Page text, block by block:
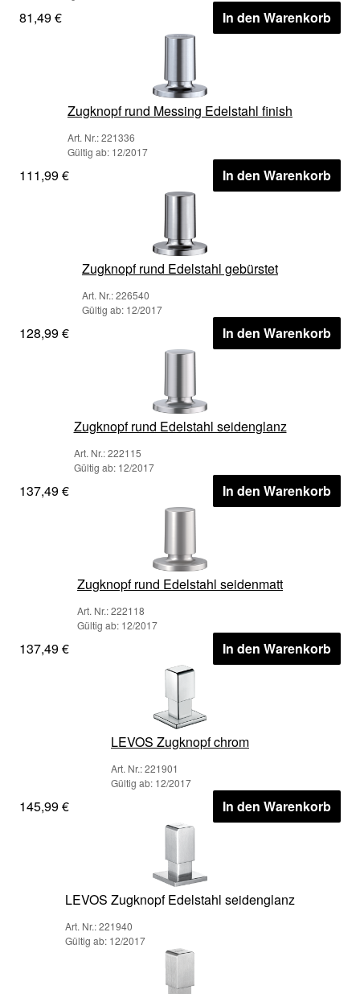
81,49 € In den Warenkorb
Zugknopf rund Messing Edelstahl finish
Art. Nr.: 221336
Gültig ab: 12/2017
111,99 € In den Warenkorb
Zugknopf rund Edelstahl gebürstet
Art. Nr.: 226540
Gültig ab: 12/2017
128,99 € In den Warenkorb
Zugknopf rund Edelstahl seidenglanz
Art. Nr.: 222115
Gültig ab: 12/2017
137,49 € In den Warenkorb
Zugknopf rund Edelstahl seidenmatt
Art. Nr.: 222118
Gültig ab: 12/2017
137,49 € In den Warenkorb
LEVOS Zugknopf chrom
Art. Nr.: 221901
Gültig ab: 12/2017
145,99 € In den Warenkorb
LEVOS Zugknopf Edelstahl seidenglanz
Art. Nr.: 221940
Gültig ab: 12/2017